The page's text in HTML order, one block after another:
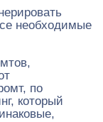
необходимые
по
который